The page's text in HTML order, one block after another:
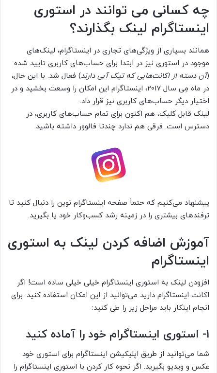
چه کسانی می توانند در استوری
اینستاگرام لینک بگذارند؟
همانند بسیاری از ویژگی‌های تجاری در اینستاگرام، لینک‌های
موجود در استوری نیز در ابتدا برای حساب‌های کاربری تایید شده
(آن دسته از اکانت‌هایی که تیک آبی دارند) فعال شد. با این حال،
در ماه مِی سال 2017، اینستاگرام این امکان را وسعت بخشید و در
اختیار دیگر حساب‌های کاربری نیز قرار داد.
لینک‌ قابل کلیک، هم اکنون برای تمام حساب‌های کاربری، در
دسترس است. فرقی هم ندارد چندتا فالوور داشته باشید.
‌پیشنهاد می‌کنیم که حتماً صفحه اینستاگرام نوین را دنبال کنید تا
ترفندهای بیشتری را در زمینه رشد کسب‌وکار خود یا بگیرید.
آموزش اضافه کردن لینک به استوری
اینستاگرام
افزودن لینک به استوری اینستاگرام خیلی خیلی ساده است! اگر
اکانت اینستاگرام دارید می‌توانید از این امکان استفاده کنید. برای
انجام اینکار باید مراحل زیر را طی کنید:
۱- استوری اینستاگرام خود را آماده کنید
شما می‌توانید از طریق اپلیکیشن اینستاگرام برای استوری خود
عکس و ویدیو بگیرید. اگر نحوه کار کردن با استوری اینستاگرام را